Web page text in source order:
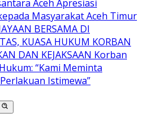
Aceh Apresiasi
Masyarakat Aceh Timur
BERSAMA DI
KUASA HUKUM KORBAN
DAN KEJAKSAAN Korban
“Kami Meminta
Istimewa”